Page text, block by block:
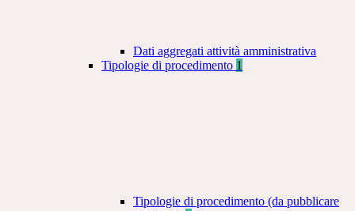
Dati aggregati attività amministrativa
Tipologie di procedimento 1
Tipologie di procedimento (da pubblicare